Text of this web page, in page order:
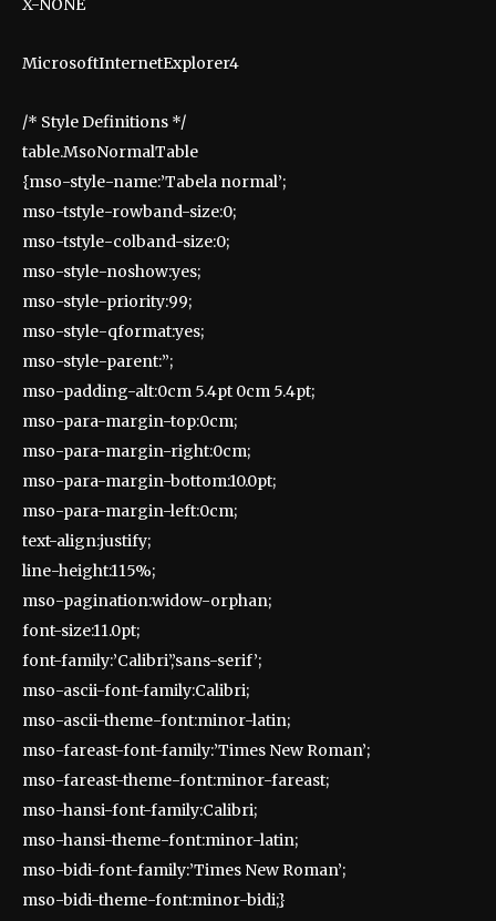
X-NONE
MicrosoftInternetExplorer4
/* Style Definitions */
table.MsoNormalTable
{mso-style-name:’Tabela normal’;
mso-tstyle-rowband-size:0;
mso-tstyle-colband-size:0;
mso-style-noshow:yes;
mso-style-priority:99;
mso-style-qformat:yes;
mso-style-parent:”;
mso-padding-alt:0cm 5.4pt 0cm 5.4pt;
mso-para-margin-top:0cm;
mso-para-margin-right:0cm;
mso-para-margin-bottom:10.0pt;
mso-para-margin-left:0cm;
text-align:justify;
line-height:115%;
mso-pagination:widow-orphan;
font-size:11.0pt;
font-family:’Calibri’,’sans-serif’;
mso-ascii-font-family:Calibri;
mso-ascii-theme-font:minor-latin;
mso-fareast-font-family:’Times New Roman’;
mso-fareast-theme-font:minor-fareast;
mso-hansi-font-family:Calibri;
mso-hansi-theme-font:minor-latin;
mso-bidi-font-family:’Times New Roman’;
mso-bidi-theme-font:minor-bidi;}